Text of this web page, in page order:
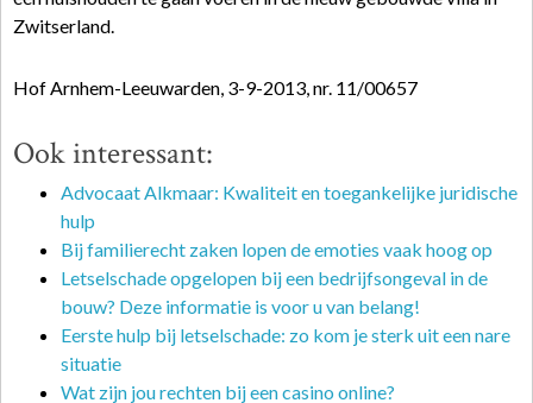
Zwitserland.
Hof Arnhem-Leeuwarden, 3-9-2013, nr. 11/00657
Ook interessant:
Advocaat Alkmaar: Kwaliteit en toegankelijke juridische
hulp
Bij familierecht zaken lopen de emoties vaak hoog op
Letselschade opgelopen bij een bedrijfsongeval in de
bouw? Deze informatie is voor u van belang!
Eerste hulp bij letselschade: zo kom je sterk uit een nare
situatie
Wat zijn jou rechten bij een casino online?